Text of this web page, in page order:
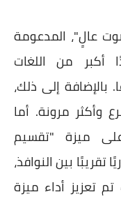
عالٍ"، المدعومة
أكبر من اللغات
بالإضافة إلى ذلك،
وأكثر مرونة. أما
ميزة "تقسيم
تقريبًا بين النوافذ،
تعزيز أداء ميزة